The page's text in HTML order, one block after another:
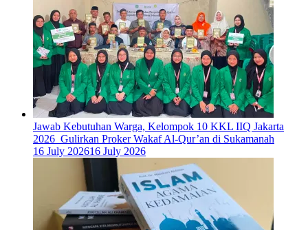
Jawab Kebutuhan Warga, Kelompok 10 KKL IIQ Jakarta
2026 Gulirkan Proker Wakaf Al-Qur’an di Sukamanah
16 July 202616 July 2026